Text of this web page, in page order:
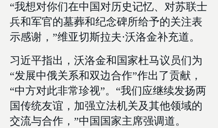
“我想对你们在中国对历史记忆、对苏联士
兵和军官的墓葬和纪念碑所给予的关注表
示感谢，”维亚切斯拉夫·沃洛金补充道。
习近平指出，沃洛金和国家杜马议员们为
“发展中俄关系和双边合作”作出了贡献，
“中方对此非常珍视”。“我们应继续发扬两
国传统友谊，加强立法机关及其他领域的
交流与合作，”中国国家主席强调道。